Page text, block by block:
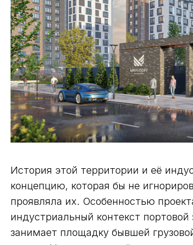
История этой территории и её
концепцию, которая бы не
проявляла их. Особенностью
индустриальный контекст
занимает площадку бывшей